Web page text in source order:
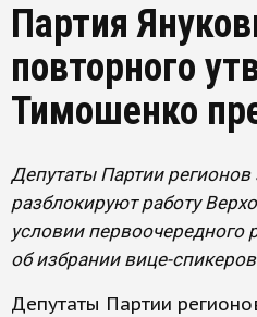
Партия
повторного
Тимошенко
Депутаты Партии регионов
разблокируют работу
условии первоочередного
об избрании вице-
Депутаты Партии